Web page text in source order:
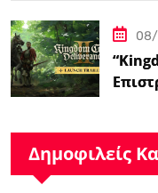
Δημοφιλείς